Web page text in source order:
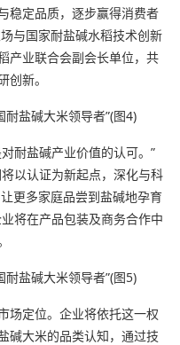
稳定品质，逐步赢得消费者
与国家耐盐碱水稻技术创新
产业联合会副会长单位，共
新。
耐盐碱产业价值的认可。”
以认证为新起点，深化与科
更多家庭品尝到盐碱地孕育
将在产品包装及商务合作中
场定位。企业将依托这一权
碱大米的品类认知，通过技